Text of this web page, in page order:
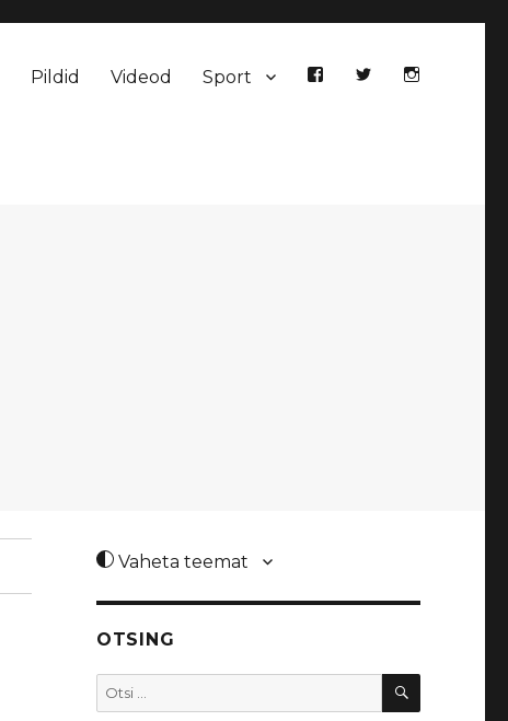
Pildid Videod Sport
Vaheta teemat
OTSING
Otsi: OTSI